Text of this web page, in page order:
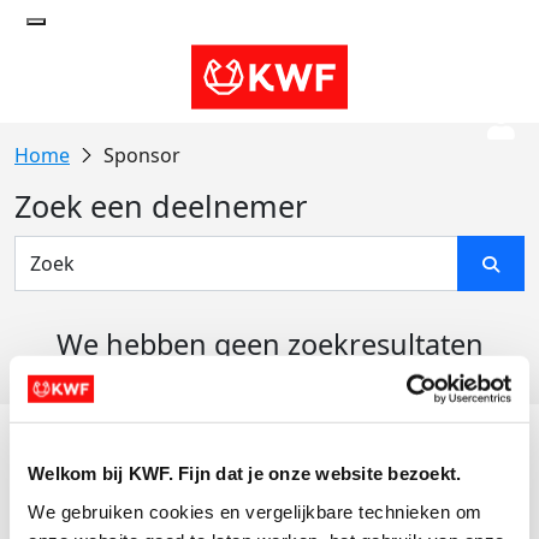
Welkom bij KWF. Fijn dat je onze website bezoekt.
We gebruiken cookies en vergelijkbare technieken om
Sponsor
Zoek een deelnemer
We hebben geen zoekresultaten
Actiematerialen
Evenementen